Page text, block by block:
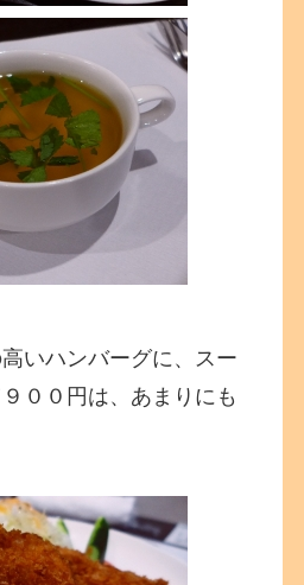
いハンバーグに、スー
００円は、あまりにも